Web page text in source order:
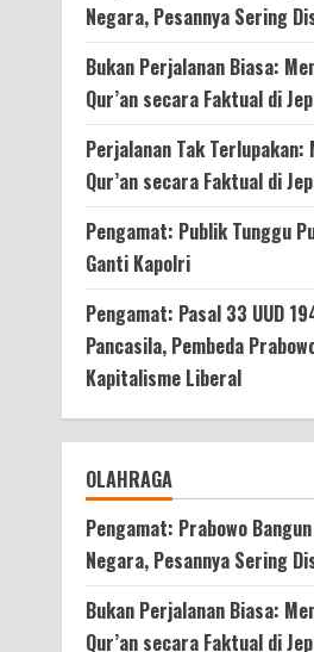
Negara, Pesannya Sering
Bukan Perjalanan Biasa:
Qur’an secara Faktual di
Perjalanan Tak Terlupakan:
Qur’an secara Faktual di
Pengamat: Publik Tunggu
Ganti Kapolri
Pengamat: Pasal 33 UUD
Pancasila, Pembeda
Kapitalisme Liberal
OLAHRAGA
Pengamat: Prabowo
Negara, Pesannya Sering
Bukan Perjalanan Biasa:
Qur’an secara Faktual di